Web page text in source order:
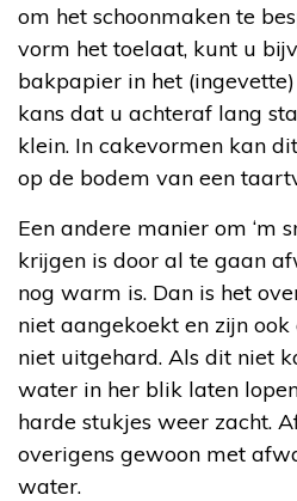
om het schoonmaken te
vorm het toelaat, kunt u
bakpapier in het
kans dat u achteraf lang
klein. In cakevormen kan
op de bodem van een
Een andere manier om ‘m
krijgen is door al te gaan
nog warm is. Dan is het
niet aangekoekt en zijn
niet uitgehard. Als dit niet
water in her blik laten
harde stukjes weer zacht.
overigens gewoon met
water.